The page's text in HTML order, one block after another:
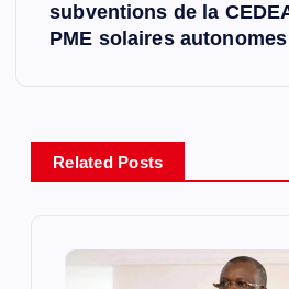
subventions de la
PME solaires autonomes
Related Posts